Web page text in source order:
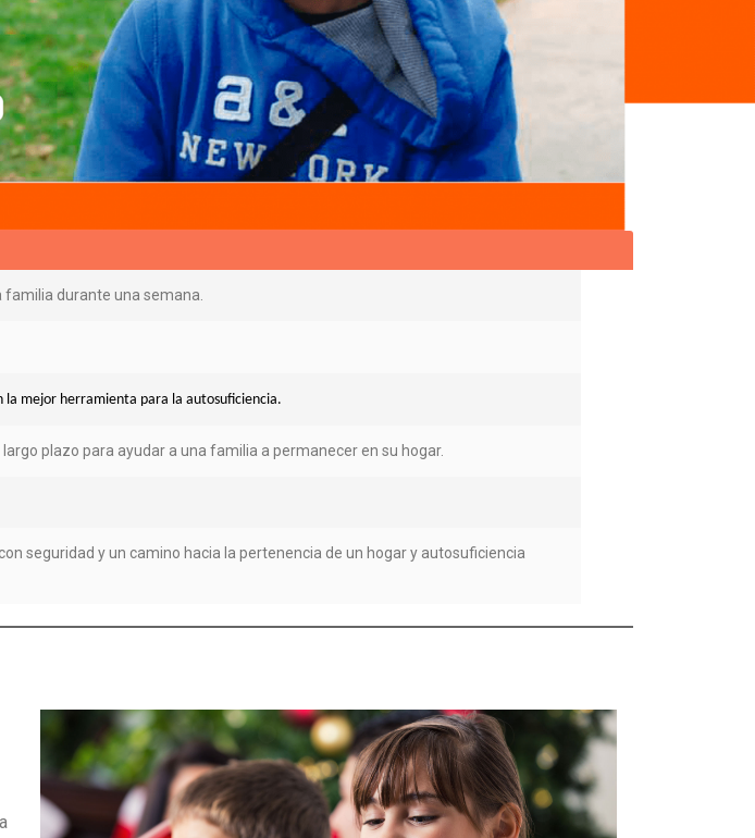
durante una semana.
la mejor herramienta para la autosuficiencia.
plazo para ayudar a una familia a permanecer en su hogar.
seguridad y un camino hacia la pertenencia de un hogar y autosuficiencia